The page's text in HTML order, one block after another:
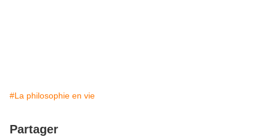
#La philosophie en vie
Partager